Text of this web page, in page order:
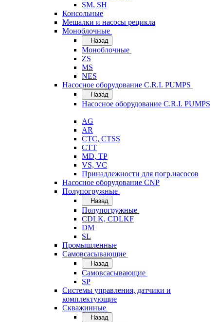
SM, SH
Консольные
Мешалки и насосы рецикла
Моноблочные
Назад
Моноблочные
ZS
MS
NES
Насосное оборудование C.R.I. PUMPS
Назад
Насосное оборудование C.R.I. PUMPS
AG
AR
CTC, CTSS
CTT
MD, TP
VS, VC
Принадлежности для погр.насосов
Насосное оборудование CNP
Полупогружные
Назад
Полупогружные
CDLK, CDLKF
DM
SL
Промышленные
Самовсасывающие
Назад
Самовсасывающие
SP
Системы управления, датчики и
комплектующие
Скважинные
Назад